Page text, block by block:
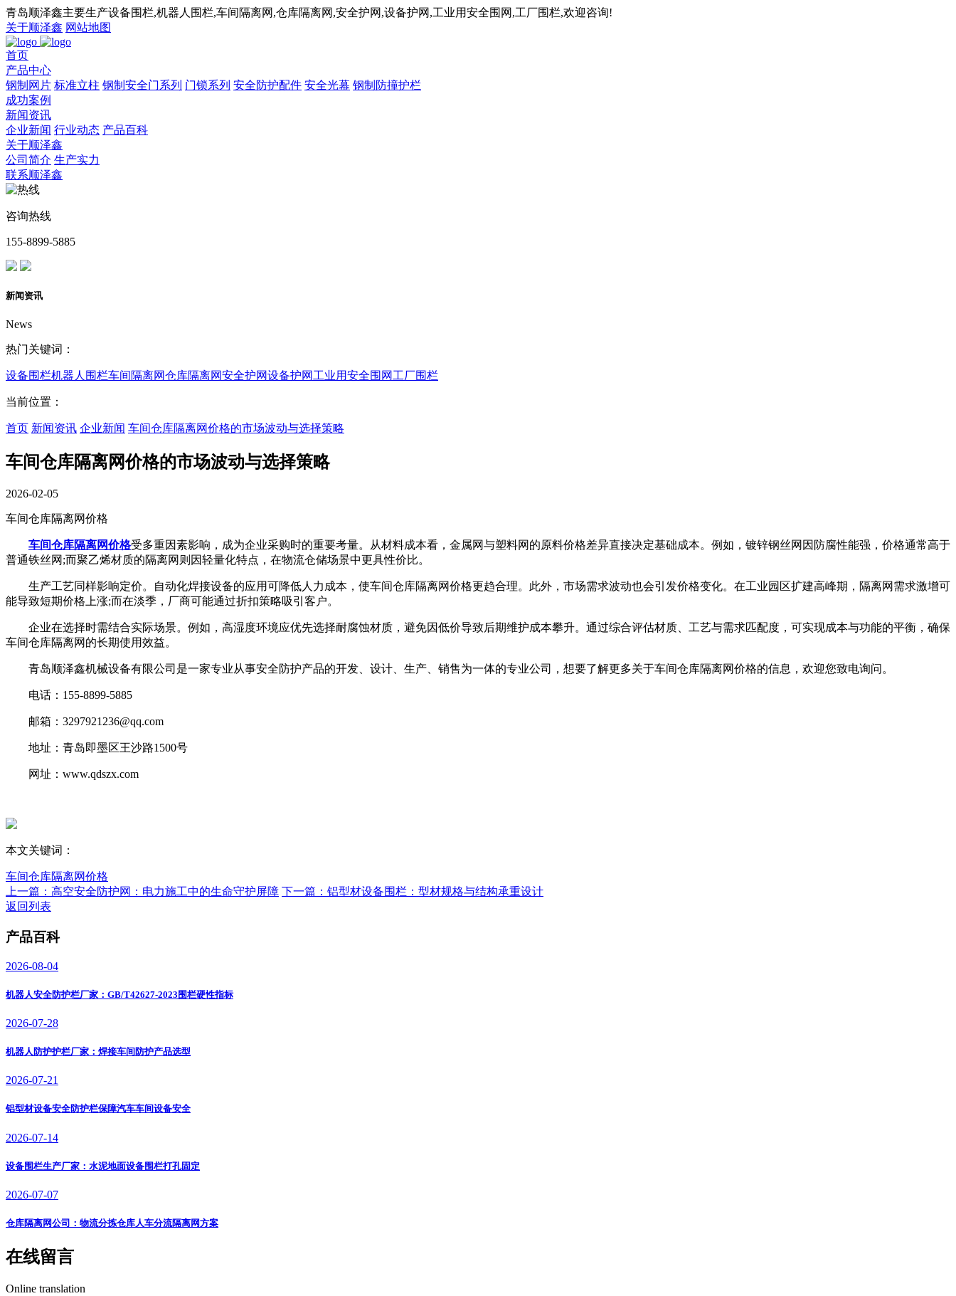
青岛顺泽鑫主要生产设备围栏,机器人围栏,车间隔离网,仓库隔离网,安全护网,设备护网,工业用安全围网,工厂围栏,欢迎咨询!
关于顺泽鑫 网站地图
首页
产品中心
钢制网片 标准立柱 钢制安全门系列 门锁系列 安全防护配件 安全光幕 钢制防撞护栏
成功案例
新闻资讯
企业新闻 行业动态 产品百科
关于顺泽鑫
公司简介 生产实力
联系顺泽鑫
咨询热线
155-8899-5885
新闻资讯
News
热门关键词：
设备围栏机器人围栏车间隔离网仓库隔离网安全护网设备护网 工业用安全围网 工厂围栏
当前位置：
首页 新闻资讯 企业新闻 车间仓库隔离网价格的市场波动与选择策略
车间仓库隔离网价格的市场波动与选择策略
2026-02-05
车间仓库隔离网价格
车间仓库隔离网价格受多重因素影响，成为企业采购时的重要考量。从材料成本看，金属网与塑料网的原料价格差异直接决定基础成本。例如，镀锌钢丝网因防腐性能强，价格通常高于
普通铁丝网;而聚乙烯材质的隔离网则因轻量化特点，在物流仓储场景中更具性价比。
生产工艺同样影响定价。自动化焊接设备的应用可降低人力成本，使车间仓库隔离网价格更趋合理。此外，市场需求波动也会引发价格变化。在工业园区扩建高峰期，隔离网需求激增可
能导致短期价格上涨;而在淡季，厂商可能通过折扣策略吸引客户。
企业在选择时需结合实际场景。例如，高湿度环境应优先选择耐腐蚀材质，避免因低价导致后期维护成本攀升。通过综合评估材质、工艺与需求匹配度，可实现成本与功能的平衡，确保
车间仓库隔离网的长期使用效益。
青岛顺泽鑫机械设备有限公司是一家专业从事安全防护产品的开发、设计、生产、销售为一体的专业公司，想要了解更多关于车间仓库隔离网价格的信息，欢迎您致电询问。
电话：155-8899-5885
邮箱：3297921236@qq.com
地址：青岛即墨区王沙路1500号
网址：www.qdszx.com
本文关键词：
车间仓库隔离网价格
上一篇：高空安全防护网：电力施工中的生命守护屏障 下一篇：铝型材设备围栏：型材规格与结构承重设计
返回列表
产品百科
2026-08-04
机器人安全防护栏厂家：GB/T42627-2023围栏硬性指标
2026-07-28
机器人防护护栏厂家：焊接车间防护产品选型
2026-07-21
铝型材设备安全防护栏保障汽车车间设备安全
2026-07-14
设备围栏生产厂家：水泥地面设备围栏打孔固定
2026-07-07
仓库隔离网公司：物流分拣仓库人车分流隔离网方案
在线留言
Online translation